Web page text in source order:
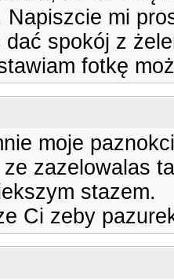
Napiszcie mi
dać spokój z
fotkę
moje
zazelowalas
stazem.
Ci zeby